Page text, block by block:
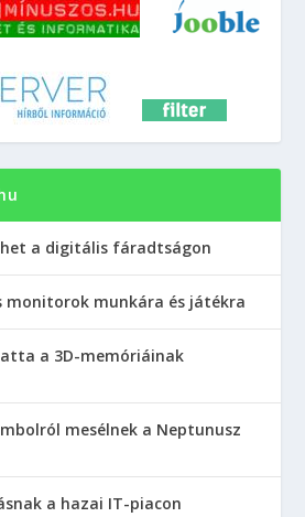
a digitális fáradtságon
monitorok munkára és játékra
a 3D-memóriáinak
mesélnek a Neptunusz
a hazai IT-piacon